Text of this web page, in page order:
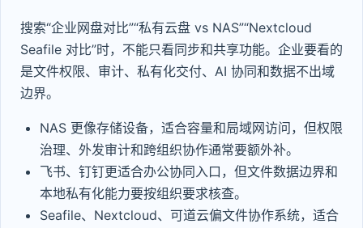
搜索“企业网盘对比”“私有云盘 vs NAS”“Nextcloud
Seafile 对比”时，不能只看同步和共享功能。企业要看的
是文件权限、审计、私有化交付、AI 协同和数据不出域
边界。
NAS 更像存储设备，适合容量和局域网访问，但权限
治理、外发审计和跨组织协作通常要额外补。
飞书、钉钉更适合办公协同入口，但文件数据边界和
本地私有化能力要按组织要求核查。
Seafile、Nextcloud、可道云偏文件协作系统，适合